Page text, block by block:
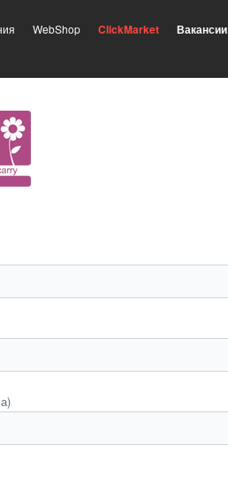
WebShop ClickMarket Вакансии